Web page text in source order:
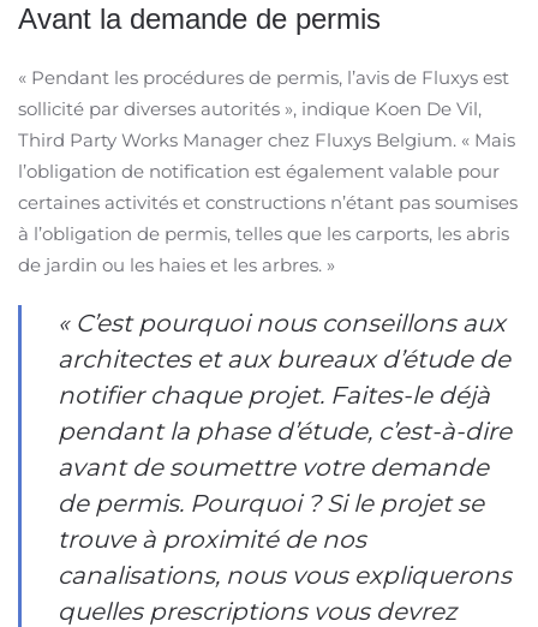
Avant la demande de permis
« Pendant les procédures de permis, l’avis de Fluxys est
sollicité par diverses autorités », indique Koen De Vil,
Third Party Works Manager chez Fluxys Belgium. « Mais
l’obligation de notification est également valable pour
certaines activités et constructions n’étant pas soumises
à l’obligation de permis, telles que les carports, les abris
de jardin ou les haies et les arbres. »
« C’est pourquoi nous conseillons aux
architectes et aux bureaux d’étude de
notifier chaque projet. Faites-le déjà
pendant la phase d’étude, c’est-à-dire
avant de soumettre votre demande
de permis. Pourquoi ? Si le projet se
trouve à proximité de nos
canalisations, nous vous expliquerons
quelles prescriptions vous devrez